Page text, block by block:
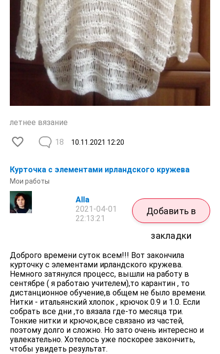
летнее вязание
10.11.2021 12:20
18
Курточка с элементами ирландского кружева
Мои работы
Alla
2021-04-01
22:13:21
Добавить в
закладки
Доброго времени суток всем!!! Вот закончила
курточку с элементами ирландского кружева.
Немного затянулся процесс, вышли на работу в
сентябре ( я работаю учителем),то карантин , то
дистанционное обучение,в общем не было времени.
Нитки - итальянский хлопок , крючок 0.9 и 1.0. Если
собрать все дни ,то вязала где-то месяца три.
Тонкие нитки и крючок,все связано из частей,
поэтому долго и сложно. Но зато очень интересно и
увлекательно. Хотелось уже поскорее закончить,
чтобы увидеть результат.